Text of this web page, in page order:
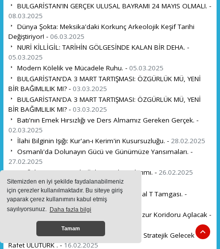
Sitemizden en iyi şekilde faydalanabilmeniz
için çerezler kullanılmaktadır. Bu siteye giriş
yaparak çerez kullanımını kabul etmiş
sayılıyorsunuz. Daha fazla bilgi
Tamam
BULGARİSTAN'IN GERÇEK ULUSAL BAYRAMI 24 MAYIS OLMALI. -
08.03.2025
Dünya Şokta: Meksika'daki Korkunç Arkeolojik Keşif Tarihi
Değiştiriyor! - 06.03.2025
NURİ KİLLİGİL: TARİHİN GÖLGESİNDE KALAN BİR DEHA. -
05.03.2025
Modern Kölelik ve Mücadele Ruhu. - 05.03.2025
BULGARİSTAN'DA 3 MART TARTIŞMASI: ÖZGÜRLÜK MÜ, YENİ
BİR BAĞIMLILIK MI? - 03.03.2025
BULGARİSTAN'DA 3 MART TARTIŞMASI: ÖZGÜRLÜK MÜ, YENİ
BİR BAĞIMLILIK MI? - 03.03.2025
Batı'nın Emek Hırsızlığı ve Ders Almamız Gereken Gerçek. -
02.03.2025
İlahi Bilginin Işığı: Kur'an-ı Kerim'in Kusursuzluğu. - 28.02.2025
Osmanlı'da Dolunayın Gücü ve Günümüze Yansımaları. -
27.02.2025
26 Şubat 1992: Karabağ'da Hocalı Soykırımı. - 26.02.2025
Sevakin Adasında Türkler -23.02.2025
Kıtalararası Bağların Kadim Şifreleri: Kutsal T Tamgası. -
20.02.2025
İran'ın Absürt İddialarına Rağmen Zengezur Koridoru Açılacak -
17.02.2025
Avrupa'nın Türkiye'ye Olan Bağımlılığı ve Stratejik Gelecek
Rafet ULUTÜRK . -16.02.2025